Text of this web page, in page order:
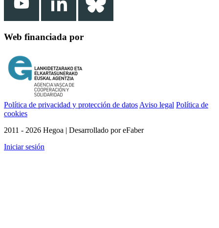
Web financiada por
Política de privacidad y protección de datos Aviso legal Política de
cookies
2011 - 2026 Hegoa | Desarrollado por eFaber
Iniciar sesión